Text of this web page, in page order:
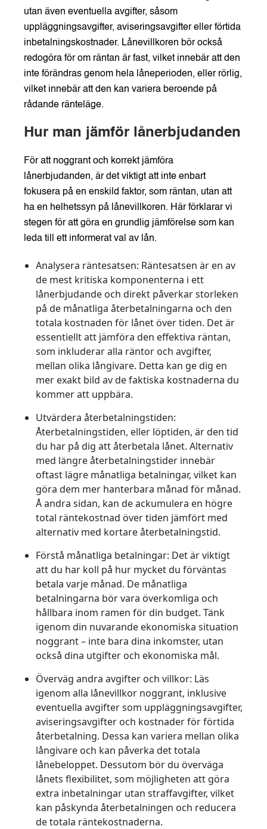
utan även eventuella avgifter, såsom
uppläggningsavgifter, aviseringsavgifter eller förtida
inbetalningskostnader. Lånevillkoren bör också
redogöra för om räntan är fast, vilket innebär att den
inte förändras genom hela låneperioden, eller rörlig,
vilket innebär att den kan variera beroende på
rådande ränteläge.
Hur man jämför lånerbjudanden
För att noggrant och korrekt jämföra
lånerbjudanden, är det viktigt att inte enbart
fokusera på en enskild faktor, som räntan, utan att
ha en helhetssyn på lånevillkoren. Här förklarar vi
stegen för att göra en grundlig jämförelse som kan
leda till ett informerat val av lån.
Analysera räntesatsen: Räntesatsen är en av
de mest kritiska komponenterna i ett
lånerbjudande och direkt påverkar storleken
på de månatliga återbetalningarna och den
totala kostnaden för lånet över tiden. Det är
essentiellt att jämföra den effektiva räntan,
som inkluderar alla räntor och avgifter,
mellan olika långivare. Detta kan ge dig en
mer exakt bild av de faktiska kostnaderna du
kommer att uppbära.
Utvärdera återbetalningstiden:
Återbetalningstiden, eller löptiden, är den tid
du har på dig att återbetala lånet. Alternativ
med längre återbetalningstider innebär
oftast lägre månatliga betalningar, vilket kan
göra dem mer hanterbara månad för månad.
Å andra sidan, kan de ackumulera en högre
total räntekostnad över tiden jämfört med
alternativ med kortare återbetalningstid.
Förstå månatliga betalningar: Det är viktigt
att du har koll på hur mycket du förväntas
betala varje månad. De månatliga
betalningarna bör vara överkomliga och
hållbara inom ramen för din budget. Tänk
igenom din nuvarande ekonomiska situation
noggrant – inte bara dina inkomster, utan
också dina utgifter och ekonomiska mål.
Överväg andra avgifter och villkor: Läs
igenom alla lånevillkor noggrant, inklusive
eventuella avgifter som uppläggningsavgifter,
aviseringsavgifter och kostnader för förtida
återbetalning. Dessa kan variera mellan olika
långivare och kan påverka det totala
lånebeloppet. Dessutom bör du överväga
lånets flexibilitet, som möjligheten att göra
extra inbetalningar utan straffavgifter, vilket
kan påskynda återbetalningen och reducera
de totala räntekostnaderna.